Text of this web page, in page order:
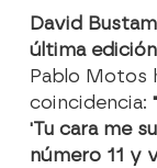
David
última
Pablo Motos
coincidencia:
'Tu cara me
número 11 y